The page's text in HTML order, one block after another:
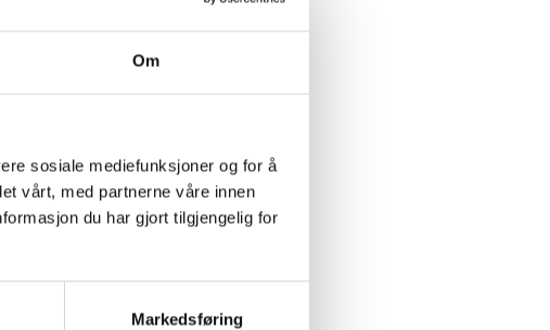
Om
sosiale mediefunksjoner og for å
vårt, med partnerne våre innen
du har gjort tilgjengelig for
Markedsføring